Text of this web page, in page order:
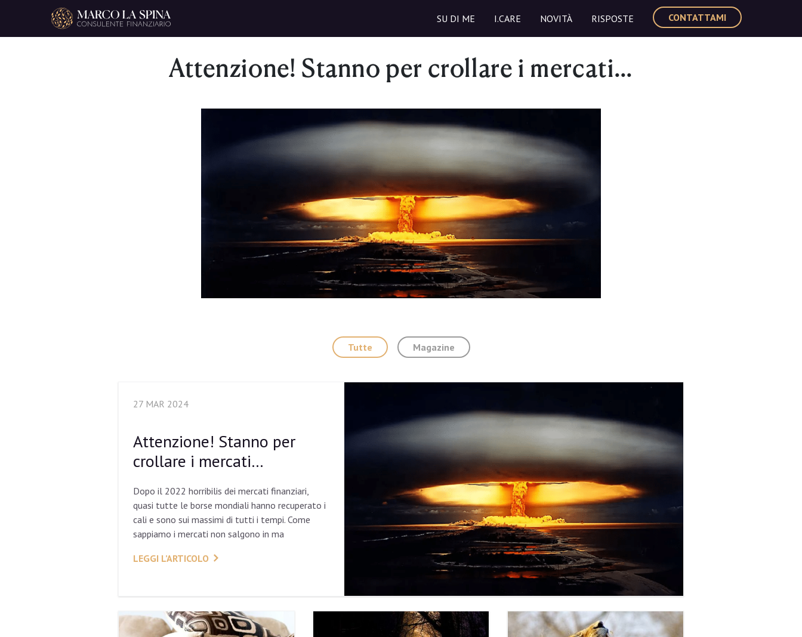
Navigazione principale
SU DI ME I.CARE NOVITÀ RISPOSTE CONTATTAMI
Attenzione! Stanno per crollare i mercati…
Tutte Magazine
27 MAR 2024
Attenzione! Stanno per
crollare i mercati…
Dopo il 2022 horribilis dei mercati finanziari,
quasi tutte le borse mondiali hanno recuperato i
cali e sono sui massimi di tutti i tempi. Come
sappiamo i mercati non salgono in ma
LEGGI L’ARTICOLO